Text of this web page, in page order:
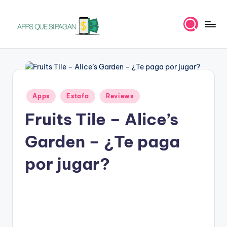
ganar
Publicado
en
Apps Estafa Reviews
Fruits Tile – Alice’s
Garden – ¿Te paga
por jugar?